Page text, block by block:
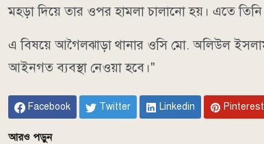
মহড়া দিয়ে তার ওপর হামলা চালানো হয়। এতে
এ বিষয়ে আগৈলঝাড়া থানার ওসি মো. অলিউল
আইনগত ব্যবস্থা নেওয়া হবে।"
Facebook Twitter Linkedin Pinterest
আরও পড়ুন